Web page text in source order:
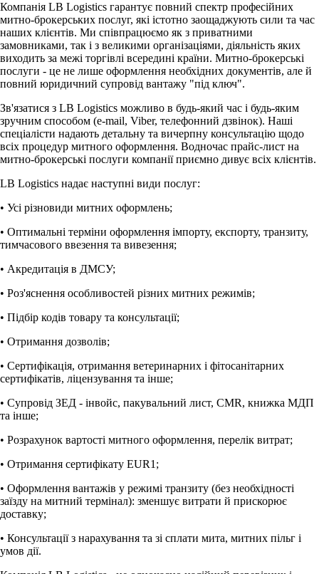
Компанія LB Logistics гарантує повний спектр професійних
митно-брокерських послуг, які істотно заощаджують сили та час
наших клієнтів. Ми співпрацюємо як з приватними
замовниками, так і з великими організаціями, діяльність яких
виходить за межі торгівлі всередині країни. Митно-брокерські
послуги - це не лише оформлення необхідних документів, але й
повний юридичний супровід вантажу "під ключ".
Зв'язатися з LB Logistics можливо в будь-який час і будь-яким
зручним способом (e-mail, Viber, телефонний дзвінок). Наші
спеціалісти надають детальну та вичерпну консультацію щодо
всіх процедур митного оформлення. Водночас прайс-лист на
митно-брокерські послуги компанії приємно дивує всіх клієнтів.
LB Logistics надає наступні види послуг:
• Усі різновиди митних оформлень;
• Оптимальні терміни оформлення імпорту, експорту, транзиту,
тимчасового ввезення та вивезення;
• Акредитація в ДМСУ;
• Роз'яснення особливостей різних митних режимів;
• Підбір кодів товару та консультації;
• Отримання дозволів;
• Сертифікація, отримання ветеринарних і фітосанітарних
сертифікатів, ліцензування та інше;
• Супровід ЗЕД - інвойс, пакувальний лист, CMR, книжка МДП
та інше;
• Розрахунок вартості митного оформлення, перелік витрат;
• Отримання сертифікату EUR1;
• Оформлення вантажів у режимі транзиту (без необхідності
заїзду на митний термінал): зменшує витрати й прискорює
доставку;
• Консультації з нарахування та зі сплати мита, митних пільг і
умов дії.